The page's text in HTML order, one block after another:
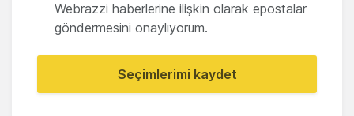
Webrazzi haberlerine ilişkin olarak epostalar
göndermesini onaylıyorum.
Seçimlerimi kaydet